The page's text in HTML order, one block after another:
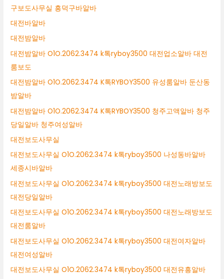
구보도사무실 흥덕구바알바
대전바알바
대전밤알바
대전밤알바 O1O.2062.3474 k톡ryboy3500 대전업소알바 대전
룸보도
대전밤알바 O1O.2062.3474 K톡RYBOY3500 유성룸알바 둔산동
밤알바
대전밤알바 O1O.2062.3474 K톡RYBOY3500 청주고액알바 청주
당일알바 청주여성알바
대전보도사무실
대전보도사무실 O1O.2062.3474 k톡ryboy3500 나성동바알바
세종시바알바
대전보도사무실 O1O.2062.3474 k톡ryboy3500 대전노래방보도
대전당일알바
대전보도사무실 O1O.2062.3474 k톡ryboy3500 대전노래방보도
대전룸알바
대전보도사무실 O1O.2062.3474 k톡ryboy3500 대전여자알바
대전여성알바
대전보도사무실 O1O.2062.3474 k톡ryboy3500 대전유흥알바